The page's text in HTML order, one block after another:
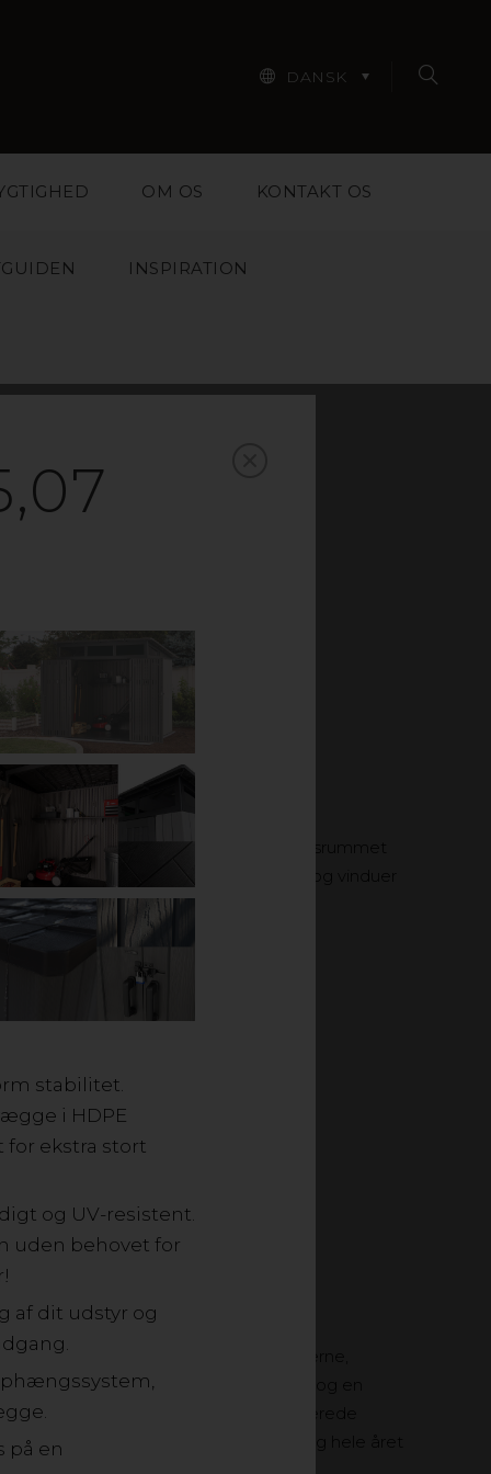
DANSK
OM OS KONTAKT OS
INSPIRATION
stabilitet.
i HDPE
for ekstra stort
og UV-resistent.
uden behovet for
af dit udstyr og
på en
opbevaring, til for
ene ende for at
og enorm stabilitet. Opbevaringsrummet
(polyethylen med høj densitet) og vinduer
Opbevar dine hynder fra havemøblerne,
skur. Stor døråbning med lås og en
og længere genstande. Den galvaniserede
hvilket gør den ideel til udendørs brug hele året